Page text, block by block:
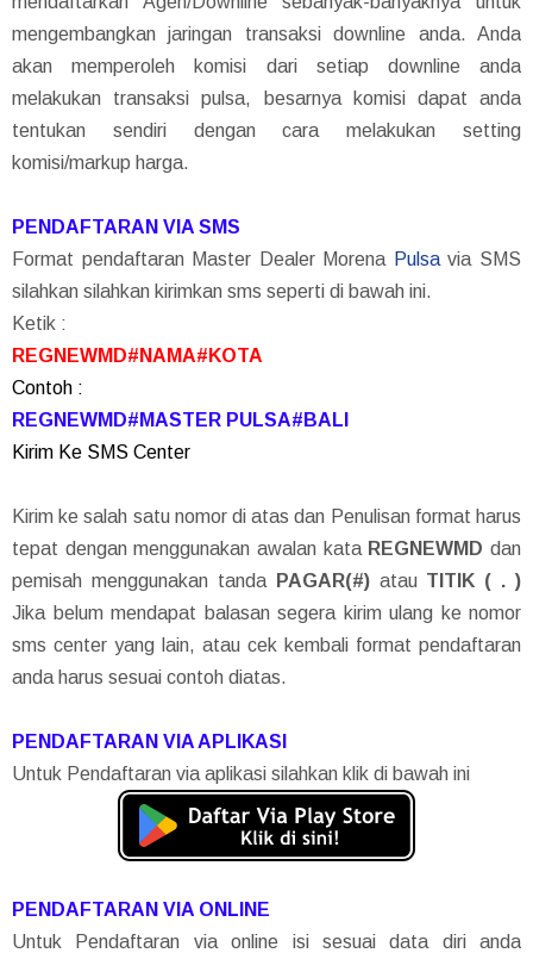
mengembangkan jaringan transaksi downline anda. Anda
akan memperoleh komisi dari setiap downline anda
melakukan transaksi pulsa, besarnya komisi dapat anda
tentukan sendiri dengan cara melakukan setting
komisi/markup harga.
PENDAFTARAN VIA SMS
Format pendaftaran Master Dealer Morena Pulsavia SMS
silahkan silahkan kirimkan sms seperti di bawah ini.
Ketik :
REGNEWMD#NAMA#KOTA
Contoh :
REGNEWMD#MASTER PULSA#BALI
Kirim Ke SMS Center
Kirim ke salah satu nomor di atas dan Penulisan format harus
tepat dengan menggunakan awalan kata REGNEWMD dan
pemisah menggunakan tanda
PAGAR(#)atau TITIK ( . )
Jika belum mendapat balasan segera kirim ulang ke nomor
sms center yang lain, atau cek kembali format pendaftaran
anda harus sesuai contoh diatas.
PENDAFTARAN VIA APLIKASI
Untuk Pendaftaran via aplikasi silahkan klik di bawah ini
PENDAFTARAN VIA ONLINE
Untuk Pendaftaran via online isi sesuai data diri anda